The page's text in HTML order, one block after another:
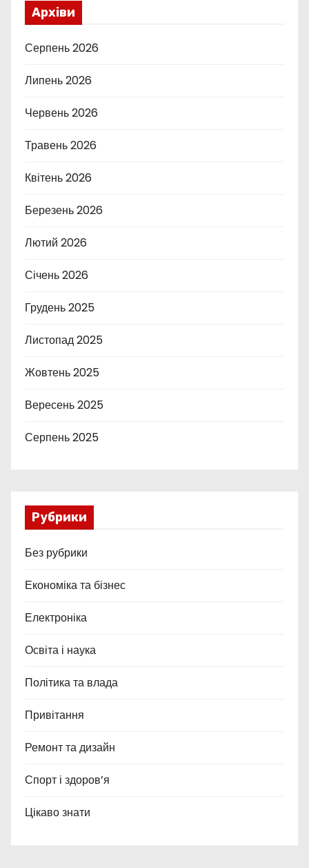
Архіви
Серпень 2026
Липень 2026
Червень 2026
Травень 2026
Квітень 2026
Березень 2026
Лютий 2026
Січень 2026
Грудень 2025
Листопад 2025
Жовтень 2025
Вересень 2025
Серпень 2025
Рубрики
Без рубрики
Економіка та бізнес
Електроніка
Освіта і наука
Політика та влада
Привітання
Ремонт та дизайн
Спорт і здоров’я
Цікаво знати